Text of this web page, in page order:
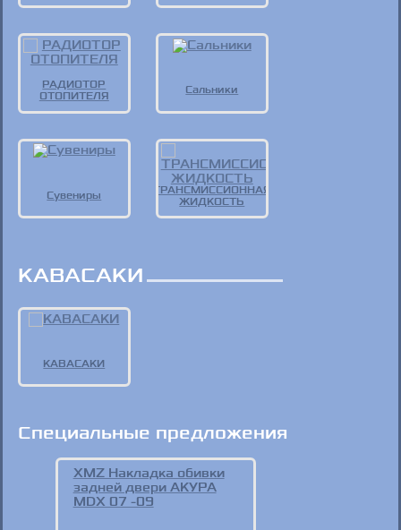
РАДИОТОР
ОТОПИТЕЛЯ
Сальники
Сувениры
ТРАНСМИССИОННАЯ
ЖИДКОСТЬ
КАВАСАКИ
КАВАСАКИ
Специальные предложения
XMZ Накладка обивки
задней двери АКУРА
MDX 07 -09